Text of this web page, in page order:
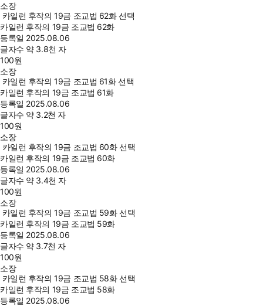
소장
카일런 후작의 19금 조교법 62화 선택
카일런 후작의 19금 조교법 62화
등록일 2025.08.06
글자수 약 3.8천 자
100원
소장
카일런 후작의 19금 조교법 61화 선택
카일런 후작의 19금 조교법 61화
등록일 2025.08.06
글자수 약 3.2천 자
100원
소장
카일런 후작의 19금 조교법 60화 선택
카일런 후작의 19금 조교법 60화
등록일 2025.08.06
글자수 약 3.4천 자
100원
소장
카일런 후작의 19금 조교법 59화 선택
카일런 후작의 19금 조교법 59화
등록일 2025.08.06
글자수 약 3.7천 자
100원
소장
카일런 후작의 19금 조교법 58화 선택
카일런 후작의 19금 조교법 58화
등록일 2025.08.06